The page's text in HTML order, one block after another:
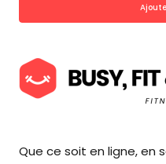
Que ce soit en ligne, en